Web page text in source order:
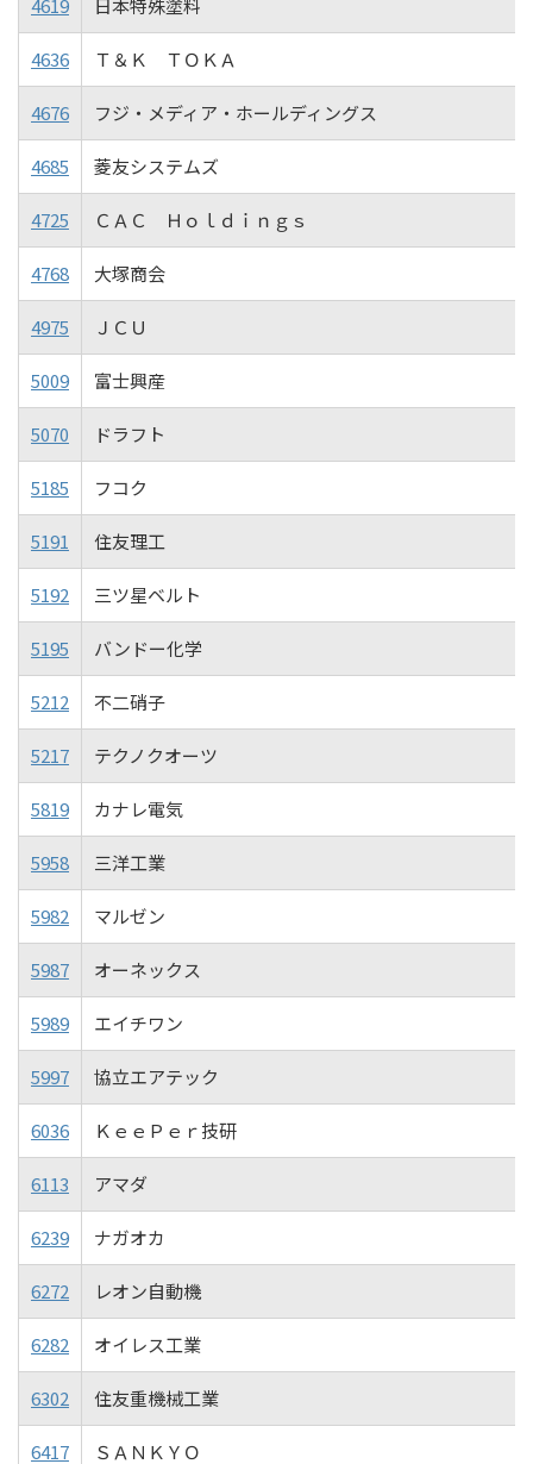
4619 日本特殊塗料
4636 Ｔ＆Ｋ ＴＯＫＡ
4676 フジ・メディア・ホールディングス
4685 菱友システムズ
4725 ＣＡＣ Ｈｏｌｄｉｎｇｓ
4768 大塚商会
4975 ＪＣＵ
5009 富士興産
5070 ドラフト
5185 フコク
5191 住友理工
5192 三ツ星ベルト
5195 バンドー化学
5212 不二硝子
5217 テクノクオーツ
5819 カナレ電気
5958 三洋工業
5982 マルゼン
5987 オーネックス
5989 エイチワン
5997 協立エアテック
6036 ＫｅｅＰｅｒ技研
6113 アマダ
6239 ナガオカ
6272 レオン自動機
6282 オイレス工業
6302 住友重機械工業
6417 ＳＡＮＫＹＯ